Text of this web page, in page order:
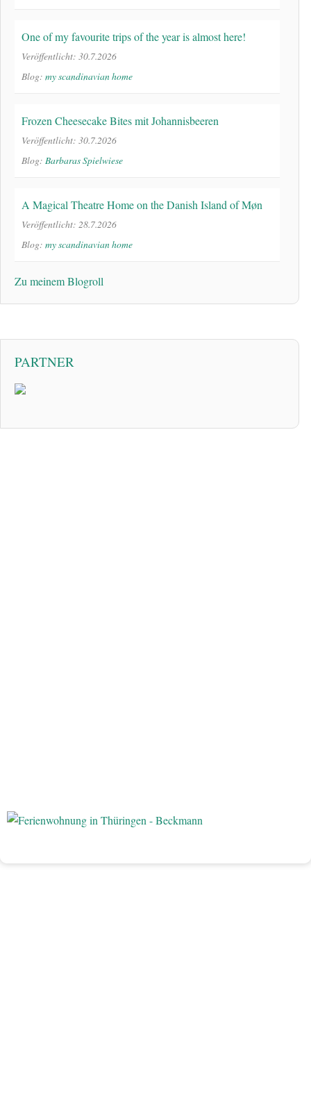
One of my favourite trips of the year is almost here!
Veröffentlicht: 30.7.2026
Blog: my scandinavian home
Frozen Cheesecake Bites mit Johannisbeeren
Veröffentlicht: 30.7.2026
Blog: Barbaras Spielwiese
A Magical Theatre Home on the Danish Island of Møn
Veröffentlicht: 28.7.2026
Blog: my scandinavian home
Zu meinem Blogroll
PARTNER